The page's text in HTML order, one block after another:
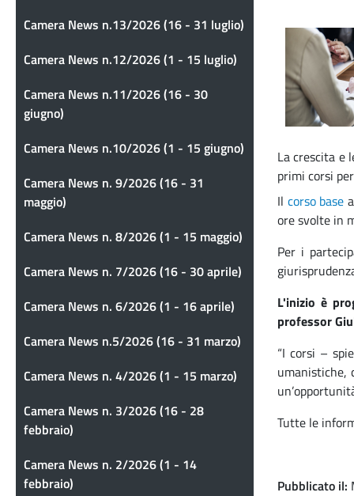
La crescita e
primi corsi
Il corso base
ore svolte in
Per i
L'inizio è
professor
“I corsi –
umanistiche,
Tutte le
Pubblicato il
Camera News n.13/2026 (16 - 31 luglio)
Camera News n.12/2026 (1 - 15 luglio)
Camera News n.11/2026 (16 - 30
giugno)
Camera News n.10/2026 (1 - 15 giugno)
Camera News n. 9/2026 (16 - 31
maggio)
Camera News n. 8/2026 (1 - 15 maggio)
Camera News n. 7/2026 (16 - 30 aprile)
Camera News n. 6/2026 (1 - 16 aprile)
Camera News n.5/2026 (16 - 31 marzo)
Camera News n. 4/2026 (1 - 15 marzo)
Camera News n. 3/2026 (16 - 28
febbraio)
Camera News n. 2/2026 (1 - 14
febbraio)